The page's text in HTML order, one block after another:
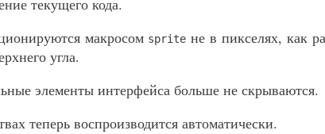
текущего кода.
макросом sprite не в пикселях, как
угла.
элементы интерфейса больше не скрываются.
теперь воспроизводится автоматически.